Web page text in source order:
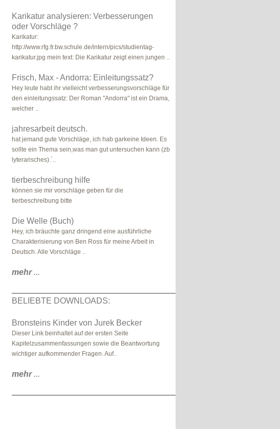
Karikatur analysieren: Verbesserungen
oder Vorschläge ?
Karikatur:
http://www.rfg.fr.bw.schule.de/intern/pics/studientag-
karikatur.jpg mein text: Die Karikatur zeigt einen jungen ..
Frisch, Max - Andorra: Einleitungssatz?
Hey leute habt ihr vielleicht verbesserungsvorschläge für
den einleitungssatz: Der Roman "Andorra" ist ein Drama,
welcher ..
jahresarbeit deutsch.
hat jemand gute Vorschläge, ich hab garkeine Ideen. Es
sollte ein Thema sein,was man gut untersuchen kann (zb
lyterarisches).`..
tierbeschreibung hilfe
können sie mir vorschläge geben für die
tierbeschreibung bitte
Die Welle (Buch)
Hey, ich bräuchte ganz dringend eine ausführliche
Charakterisierung von Ben Ross für meine Arbeit in
Deutsch. Alle Vorschläge ..
mehr...
BELIEBTE DOWNLOADS:
Bronsteins Kinder von Jurek Becker
Dieser Link beinhaltet auf der ersten Seite
Kapitelzusammenfassungen sowie die Beantwortung
wichtiger aufkommender Fragen. Auf..
mehr...